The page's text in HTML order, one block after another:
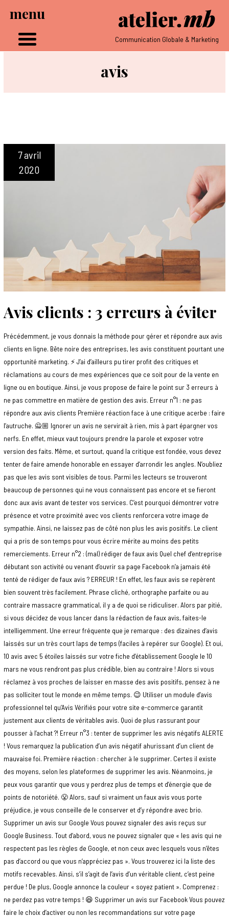
Communication Globale & Marketing
avis
Avis clients : 3 erreurs à éviter
7 avril
2020
Précédemment, je vous donnais la méthode pour gérer et répondre aux avis
clients en ligne. Bête noire des entreprises, les avis constituent pourtant une
opportunité marketing. ⚡️ J’ai d’ailleurs pu tirer profit des critiques et
réclamations au cours de mes expériences que ce soit pour de la vente en
ligne ou en boutique. Ainsi, je vous propose de faire le point sur 3 erreurs à
ne pas commettre en matière de gestion des avis. Erreur n°1 : ne pas
répondre aux avis clients Première réaction face à une critique acerbe : faire
l’autruche. 🙅🏼 Ignorer un avis ne servirait à rien, mis à part épargner vos
nerfs. En effet, mieux vaut toujours prendre la parole et exposer votre
version des faits. Même, et surtout, quand la critique est fondée, vous devez
tenter de faire amende honorable en essayer d’arrondir les angles. N’oubliez
pas que les avis sont visibles de tous. Parmi les lecteurs se trouveront
beaucoup de personnes qui ne vous connaissent pas encore et se fieront
donc aux avis avant de tester vos services. C’est pourquoi démontrer votre
présence et votre proximité avec vos clients renforcera votre image de
sympathie. Ainsi, ne laissez pas de côté non plus les avis positifs. Le client
qui a pris de son temps pour vous écrire mérite au moins des petits
remerciements. Erreur n°2 : (mal) rédiger de faux avis Quel chef d’entreprise
débutant son activité ou venant d’ouvrir sa page Facebook n’a jamais été
tenté de rédiger de faux avis ? ERREUR ! En effet, les faux avis se repèrent
bien souvent très facilement. Phrase cliché, orthographe parfaite ou au
contraire massacre grammatical, il y a de quoi se ridiculiser. Alors par pitié,
si vous décidez de vous lancer dans la rédaction de faux avis, faites-le
intelligemment. Une erreur fréquente que je remarque : des dizaines d’avis
laissés sur un très court laps de temps (faciles à repérer sur Google). Et oui,
10 avis avec 5 étoiles laissés sur votre fiche d’établissement Google le 10
mars ne vous rendront pas plus crédible, bien au contraire ! Alors si vous
réclamez à vos proches de laisser en masse des avis positifs, pensez à ne
pas solliciter tout le monde en même temps. 😉 Utiliser un module d’avis
professionnel tel qu’Avis Vérifiés pour votre site e-commerce garantit
justement aux clients de véritables avis. Quoi de plus rassurant pour
pousser à l’achat ?! Erreur n°3 : tenter de supprimer les avis négatifs ALERTE
! Vous remarquez la publication d’un avis négatif ahurissant d’un client de
mauvaise foi. Première réaction : chercher à le supprimer. Certes il existe
des moyens, selon les plateformes de supprimer les avis. Néanmoins, je
peux vous garantir que vous y perdrez plus de temps et d’énergie que de
points de notoriété. 😤 Alors, sauf si vraiment un faux avis vous porte
préjudice, je vous conseille de le conserver et d’y répondre avec brio.
Supprimer un avis sur Google Vous pouvez signaler des avis reçus sur
Google Business. Tout d’abord, vous ne pouvez signaler que « les avis qui ne
respectent pas les règles de Google, et non ceux avec lesquels vous n’êtes
pas d’accord ou que vous n’appréciez pas ». Vous trouverez ici la liste des
motifs recevables. Ainsi, s’il s’agit de l’avis d’un véritable client, c’est peine
perdue ! De plus, Google annonce la couleur « soyez patient ». Comprenez :
ne perdez pas votre temps ! 😆 Supprimer un avis sur Facebook Vous pouvez
faire le choix d’activer ou non les recommandations sur votre page
menu